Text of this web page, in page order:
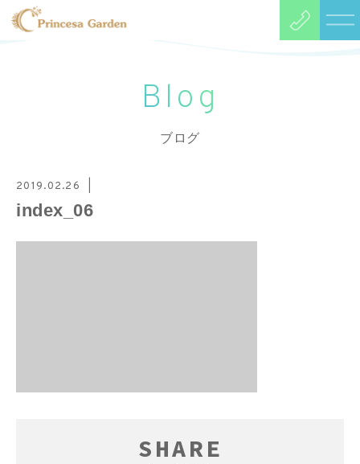
Blog
ブログ
2019.02.26
index_06
SHARE